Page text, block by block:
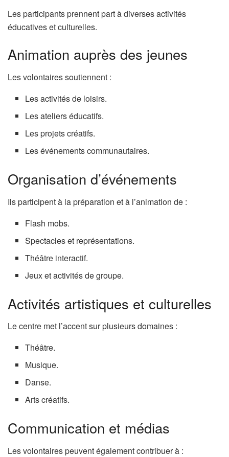
Les participants prennent part à diverses activités
éducatives et culturelles.
Animation auprès des jeunes
Les volontaires soutiennent :
Les activités de loisirs.
Les ateliers éducatifs.
Les projets créatifs.
Les événements communautaires.
Organisation d’événements
Ils participent à la préparation et à l’animation de :
Flash mobs.
Spectacles et représentations.
Théâtre interactif.
Jeux et activités de groupe.
Activités artistiques et culturelles
Le centre met l’accent sur plusieurs domaines :
Théâtre.
Musique.
Danse.
Arts créatifs.
Communication et médias
Les volontaires peuvent également contribuer à :